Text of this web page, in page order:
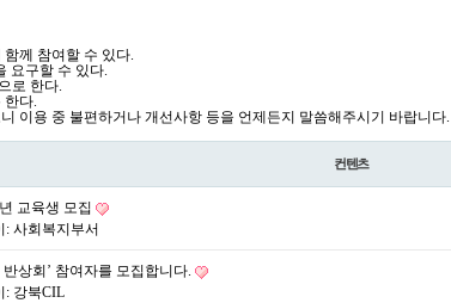
께 참여할 수 있다.
요구할 수 있다.
로 한다.
한다.
이용 중 불편하거나 개선사항 등을 언제든지 말씀해주시기 바랍니다
컨텐츠
교육생 모집
: 사회복지부서
상회’ 참여자를 모집합니다.
: 강북CIL